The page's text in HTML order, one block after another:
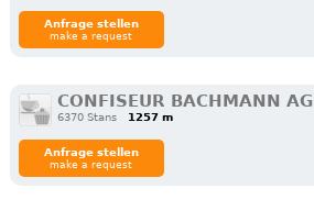
Anfrage stellen
make a request
CONFISEUR BACHMANN AG
6370 Stans 1257 m
Anfrage stellen
make a request